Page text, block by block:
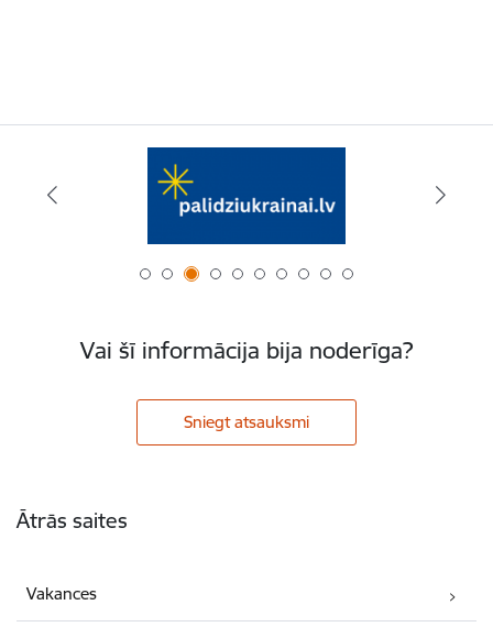
Vai šī informācija bija noderīga?
Sniegt atsauksmi
Ātrās saites
Vakances